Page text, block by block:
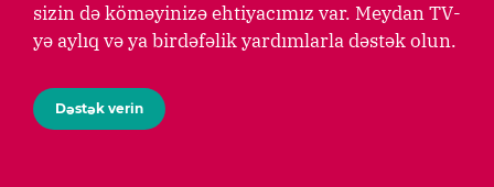
sizin də köməyinizə ehtiyacımız var. Meydan TV-
yə aylıq və ya birdəfəlik yardımlarla dəstək olun.
Dəstək verin